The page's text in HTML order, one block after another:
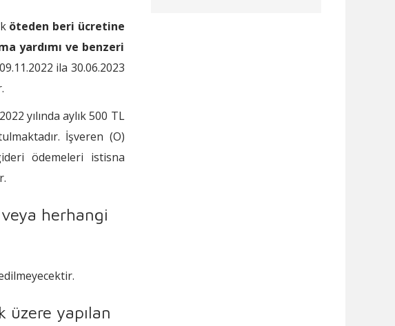
öteden beri ücretine
yardımı ve benzeri
ila 30.06.2023
yılında aylık 500 TL
İşveren (O)
ödemeleri istisna
herhangi
üzere yapılan